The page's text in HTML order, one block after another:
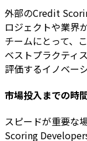
外部のCredit
ロジェクトや業界
チームにとって、
ベストプラクティ
評価するイノベー
市場投入までの時
スピードが重要な
Scoring